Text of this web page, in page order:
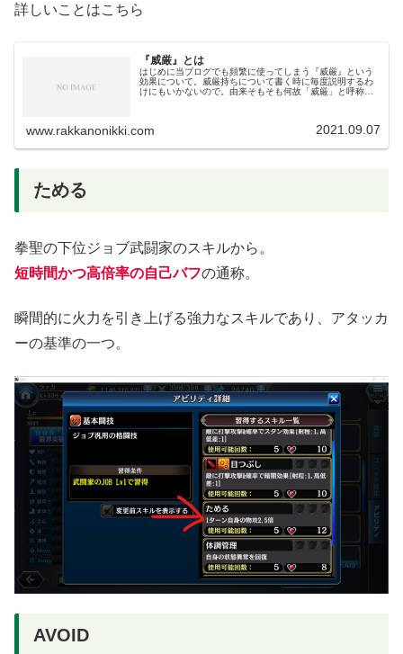
詳しいことはこちら
『威厳』とは
はじめに当ブログでも頻繁に使ってしまう『威厳』という
効果について。威厳持ちについて書く時に毎度説明するわ
けにもいかないので。由来そもそも何故「威厳」と呼称さ
www.rakkanonikki.com 2021.09.07
ためる
拳聖の下位ジョブ武闘家のスキルから。
短時間かつ高倍率の自己バフの通称。
瞬間的に火力を引き上げる強力なスキルであり、アタッカ
ーの基準の一つ。
AVOID